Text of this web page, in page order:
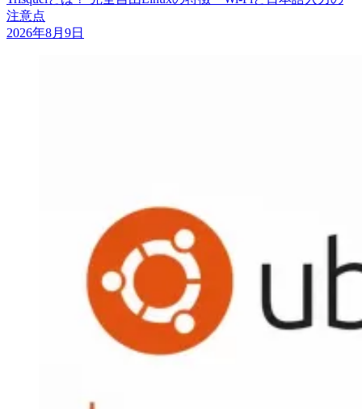
注意点
2026年8月9日